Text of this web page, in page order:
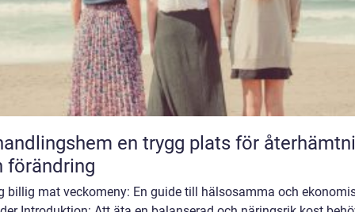
en trygg plats för återhämtning
förändring
billig mat veckomeny: En guide till hälsosamma och